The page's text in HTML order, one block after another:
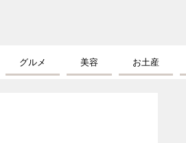
グルメ 美容 お土産